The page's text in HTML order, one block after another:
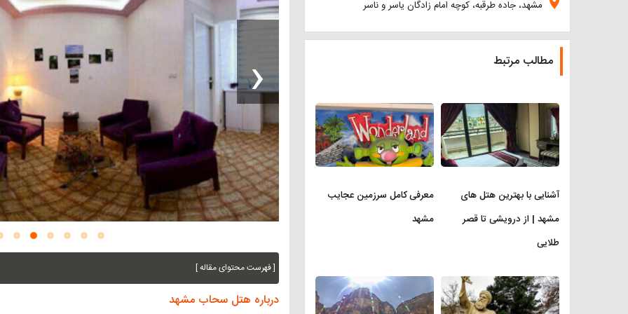
‹
[ فهرست محتوای مقاله ]
درباره هتل سحاب مشهد
مشهد، جاده طرقبه، کوچه امام زادگان یاسر و ناسر
مطالب مرتبط
آشنایی با بهترین هتل های
مشهد | از درویشی تا قصر
طلایی
معرفی کامل سرزمین عجایب
مشهد